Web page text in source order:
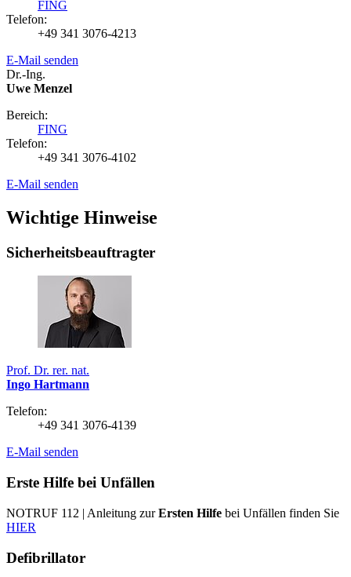
FING
Telefon:
+49 341 3076-4213
E-Mail senden
Dr.-Ing.
Uwe Menzel
Bereich:
FING
Telefon:
+49 341 3076-4102
E-Mail senden
Wichtige Hinweise
Sicherheitsbeauftragter
Prof. Dr. rer. nat.
Ingo Hartmann
Telefon:
+49 341 3076-4139
E-Mail senden
Erste Hilfe bei Unfällen
NOTRUF 112 | Anleitung zurErsten Hilfe bei Unfällen finden Sie
HIER
Defibrillator